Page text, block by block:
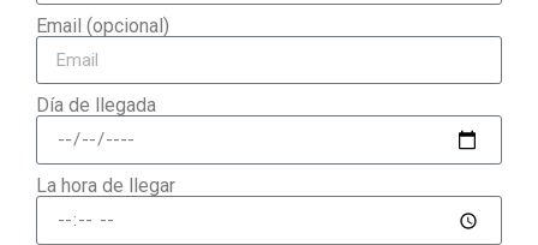
Email (opcional)
Día de llegada
La hora de llegar